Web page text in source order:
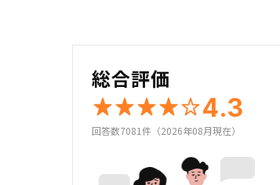
総合評価
4.3
回答数7081件（2026年08月現在）